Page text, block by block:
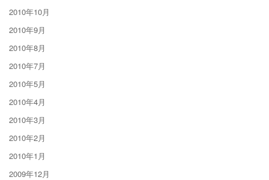
2010年10月
2010年9月
2010年8月
2010年7月
2010年5月
2010年4月
2010年3月
2010年2月
2010年1月
2009年12月